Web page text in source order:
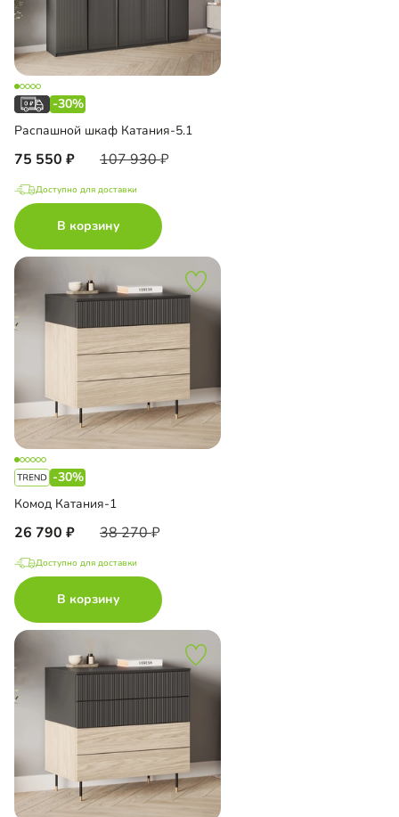
-30%
Распашной шкаф Катания-5.1
75 550 107 930
Доступно для доставки
В корзину
-30%
Комод Катания-1
26 790 38 270
Доступно для доставки
В корзину